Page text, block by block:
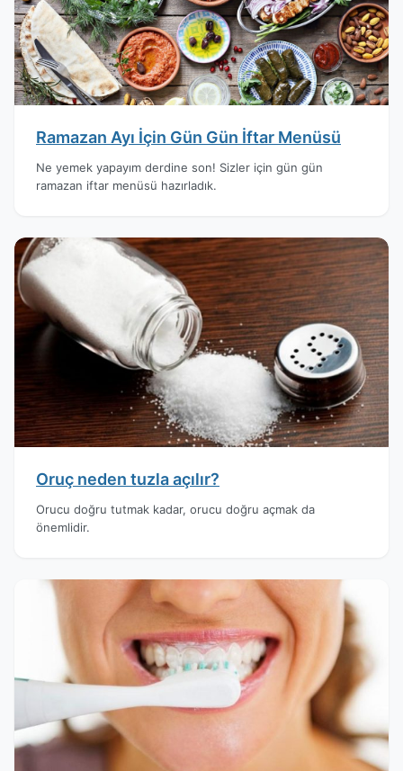
Ramazan Ayı İçin Gün Gün İftar Menüsü
Ne yemek yapayım derdine son! Sizler için gün gün
ramazan iftar menüsü hazırladık.
Oruç neden tuzla açılır?
Orucu doğru tutmak kadar, orucu doğru açmak da
önemlidir.